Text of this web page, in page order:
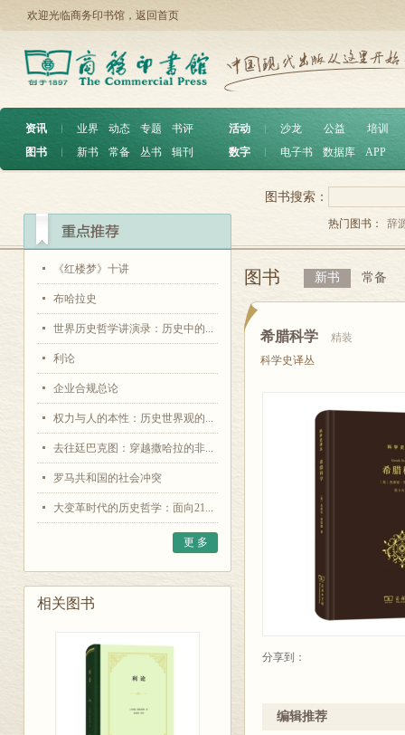
欢迎光临商务印书馆， 返回首页
资讯 ︱ 业界 动态 专题
书评
图书
︱ 新书 常备 丛书 辑刊
活动 沙龙 公益
培训
数字
电子书 数据库 APP
《红楼梦》十讲
布哈拉史
世界历史哲学讲演录：历史中的...
利论
企业合规总论
权力与人的本性：历史世界观的...
去往廷巴克图：穿越撒哈拉的非...
罗马共和国的社会冲突
大变革时代的历史哲学：面向21...
更 多
相关图书
图书搜索：
热门图书： 辞
图书 新书 常备
希腊科学
精装
科学史译丛
分享到：
编辑推荐